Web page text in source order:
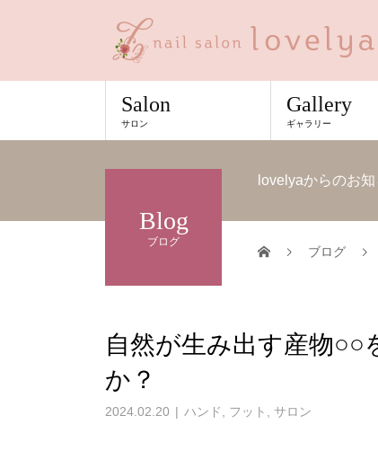
Salon
サロン
Gallery
ギャラリー
Blog
ブログ
lovelyaからのお
ブログ
自然が生み出す産物○○
か？
2024.02.20 ハンド, フット , サロン